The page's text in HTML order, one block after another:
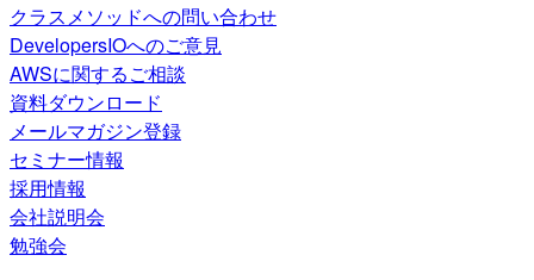
クラスメソッドへの問い合わせ
DevelopersIOへのご意見
AWSに関するご相談
資料ダウンロード
メールマガジン登録
セミナー情報
採用情報
会社説明会
勉強会